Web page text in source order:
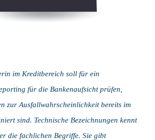
im Kreditbereich soll für ein
für die Bankenaufsicht prüfen,
zur Ausfallwahrscheinlichkeit bereits im
sind. Technische Bezeichnungen kennt
die fachlichen Begriffe. Sie gibt